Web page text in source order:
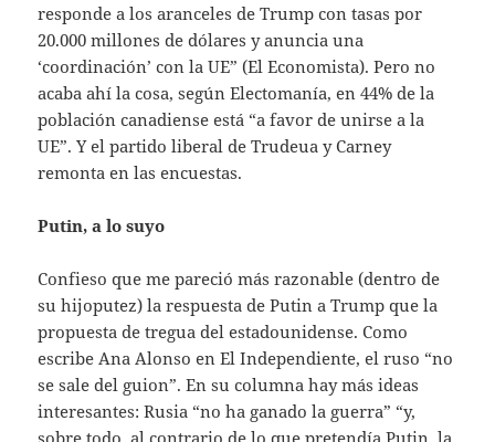
responde a los aranceles de Trump con tasas por
20.000 millones de dólares y anuncia una
‘coordinación’ con la UE” (El Economista). Pero no
acaba ahí la cosa, según Electomanía, en 44% de la
población canadiense está “a favor de unirse a la
UE”. Y el partido liberal de Trudeua y Carney
remonta en las encuestas.
Putin, a lo suyo
Confieso que me pareció más razonable (dentro de
su hijoputez) la respuesta de Putin a Trump que la
propuesta de tregua del estadounidense. Como
escribe Ana Alonso en El Independiente, el ruso “no
se sale del guion”. En su columna hay más ideas
interesantes: Rusia “no ha ganado la guerra” “y,
sobre todo, al contrario de lo que pretendía Putin, la